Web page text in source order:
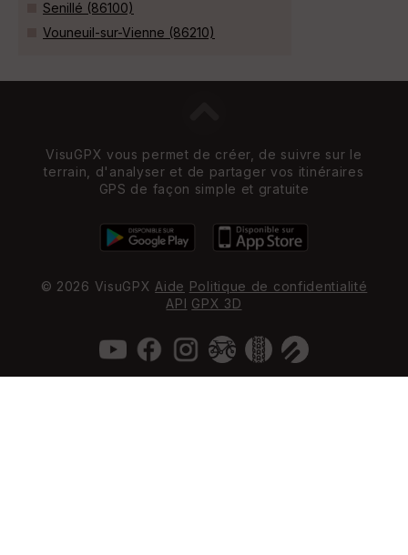
Senillé (86100)
Vouneuil-sur-Vienne (86210)
VisuGPX vous permet de créer, de suivre sur le
terrain, d'analyser et de partager vos itinéraires
GPS de façon simple et gratuite
© 2026 VisuGPX Aide Politique de confidentialité
API GPX 3D